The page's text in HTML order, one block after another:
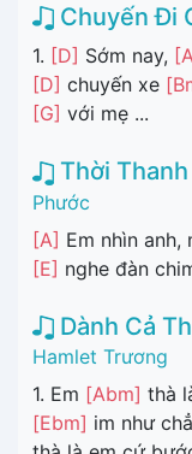
Chuyến Đi
1. [D] Sớm nay,
[D] chuyến xe
[G] với mẹ ...
Thời Thanh
Phước
[A] Em nhìn anh,
[E] nghe đàn
Dành Cả
Hamlet Trương
1. Em [Abm] thà
[Ebm] im như